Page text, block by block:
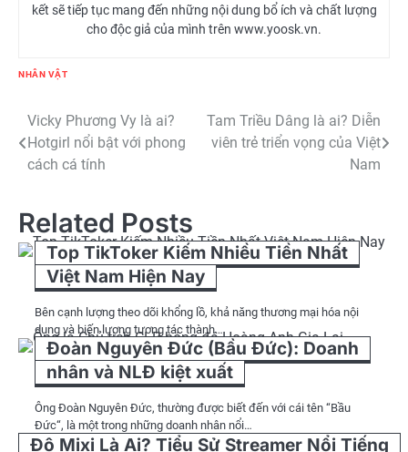
kết sẽ tiếp tục mang đến những nội dung bổ ích và chất lượng
cho độc giả của mình trên www.yoosk.vn.
NHÂN VẬT
Điều
hướng
viết
Vicky Phương Vy là ai?
Hotgirl nổi bật với phong
cách cá tính
Tam Triều Dâng là ai? Diễn
viên trẻ triển vọng của Việt
Nam
Related Posts
Top TikToker Kiếm Nhiều Tiền Nhất
Việt Nam Hiện Nay
Bên cạnh lượng theo dõi khổng lồ, khả năng thương mại hóa nội
dung và biến lượng tương tác thành…
Đoàn Nguyên Đức (Bầu Đức): Doanh
nhân và NLĐ kiệt xuất
Ông Đoàn Nguyên Đức, thường được biết đến với cái tên “Bầu
Đức“, là một trong những doanh nhân nổi…
Độ Mixi Là Ai? Tiểu Sử Streamer Nổi Tiếng